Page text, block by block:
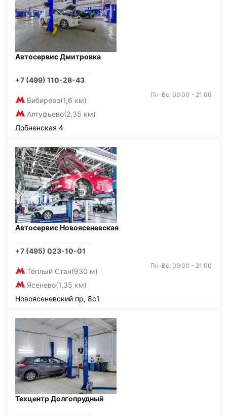
Автосервис Дмитровка
+7 (499) 110-28-43
Бибирево(1,6 км)
Алтуфьево(2,35 км)
Пн-Вс: 09:00 - 21:00
Лобненская 4
Автосервис Новоясеневская
+7 (495) 023-10-01
Тёплый Стан(930 м)
Ясенево(1,35 км)
Пн-Вс: 09:00 - 21:00
Новоясеневский пр, 8с1
Техцентр Долгопрудный